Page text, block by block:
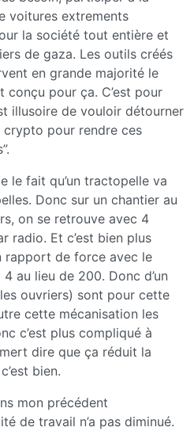
voitures extrements
la société tout entière et
de gaza. Les outils créés
en grande majorité le
pour ça. C’est pour
illusoire de vouloir détourner
crypto pour rendre ces
le fait qu’un tractopelle va
Donc sur un chantier au
on se retrouve avec 4
radio. Et c’est bien plus
rapport de force avec le
au lieu de 200. Donc d’un
ouvriers) sont pour cette
cette mécanisation les
c’est plus compliqué à
dire que ça réduit la
bien.
mon précédent
de travail n’a pas diminué.